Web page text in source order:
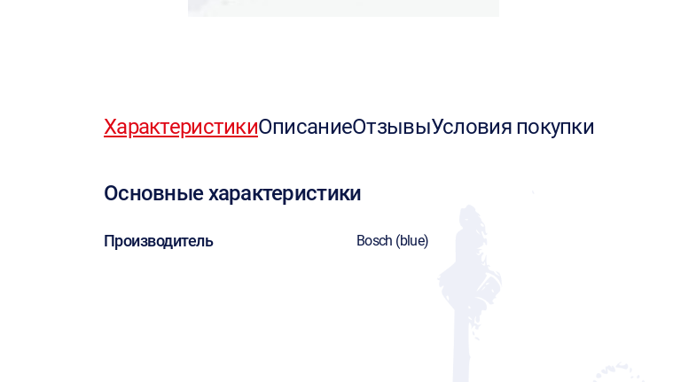
ХарактеристикиОписаниеОтзывыУсловия покупки
Основные характеристики
Производитель Bosch (blue)